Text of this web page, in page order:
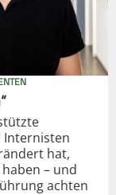
Internisten
hat,
– und
achten